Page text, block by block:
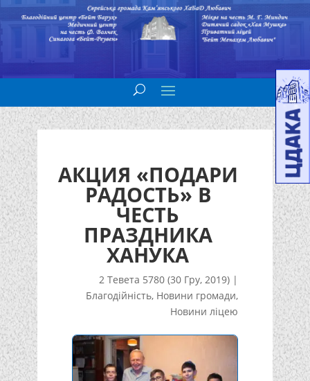
АКЦИЯ «ПОДАРИ
РАДОСТЬ» В
ЧЕСТЬ
ПРАЗДНИКА
ХАНУКА
2 Тевета 5780 (30 Гру, 2019) |
Благодійність, Новини громади,
Новини ліцею